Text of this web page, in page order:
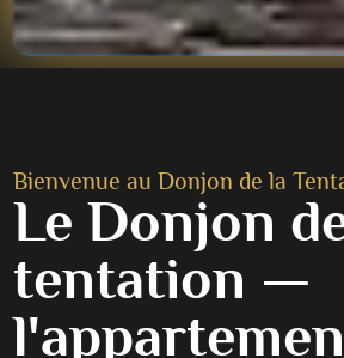
Bienvenue au Donjon de la
Le Donjon
tentation —